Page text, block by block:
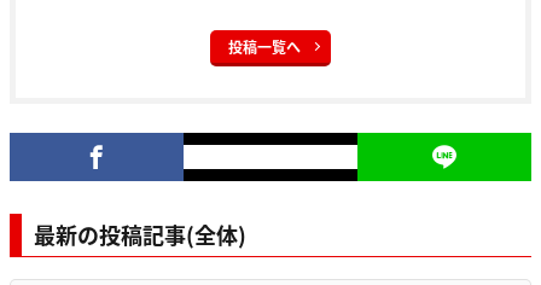
投稿一覧へ
最新の投稿記事(全体)